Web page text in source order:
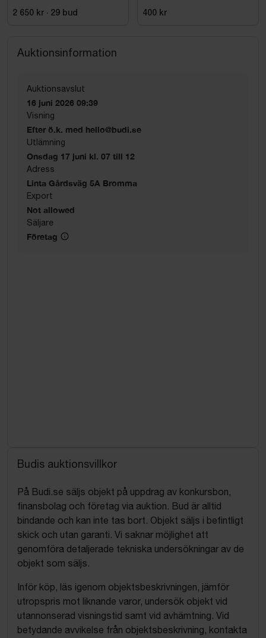
2 650 kr · 29 bud 400 kr
Auktionsinformation
Auktionsavslut
16 juni 2026 09:39
Visning
Efter ö.k. med hello@budi.se
Utlämning
Onsdag 17 juni kl. 07 till 12
Adress
Linta Gårdsväg 5A Bromma
Export
Not allowed
Säljare
Företag
Budis auktionsvillkor
På Budi.se säljs objekt på uppdrag av konkursbon,
finansbolag och företag via auktion. Bud är alltid
bindande och kan inte tas bort. Objekt säljs i befintligt
skick och utan garanti. Vi saknar möjlighet att
genomföra detaljerade tekniska undersökningar av de
objekt som säljs.
Inför köp, läs igenom objektsbeskrivningen, jämför
utropspris mot liknande varor, undersök objekt vid
utannonserad visningstid samt vid avhämtning. Vid
betydande avvikelse från objektsbeskrivning, kontakta